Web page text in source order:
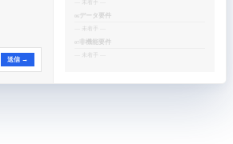
送信 →
06データ要件
07 非機能要件